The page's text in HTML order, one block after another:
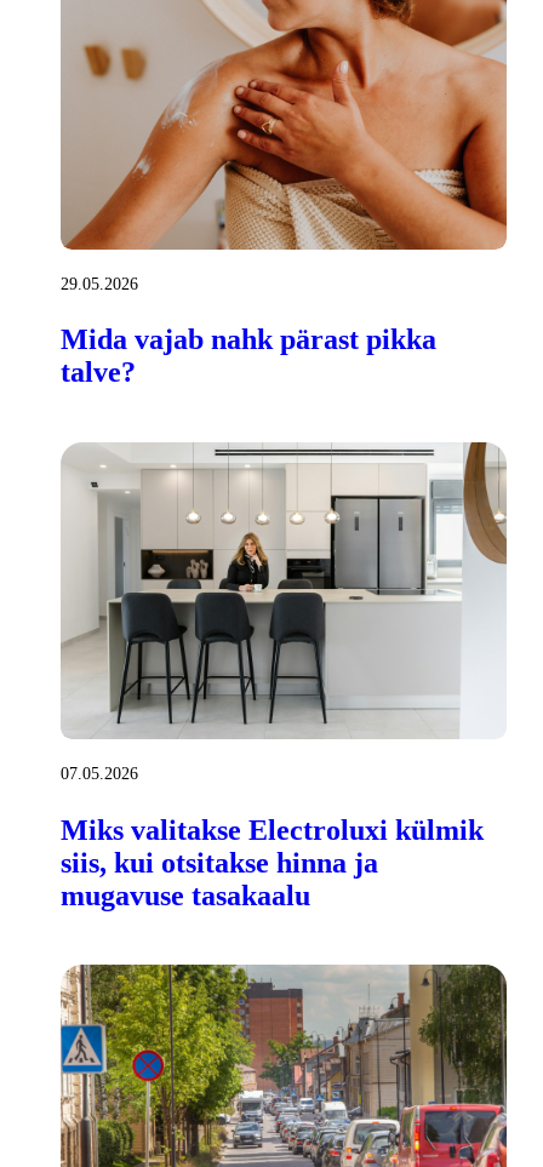
29.05.2026
Mida vajab nahk pärast pikka
talve?
07.05.2026
Miks valitakse Electroluxi külmik
siis, kui otsitakse hinna ja
mugavuse tasakaalu